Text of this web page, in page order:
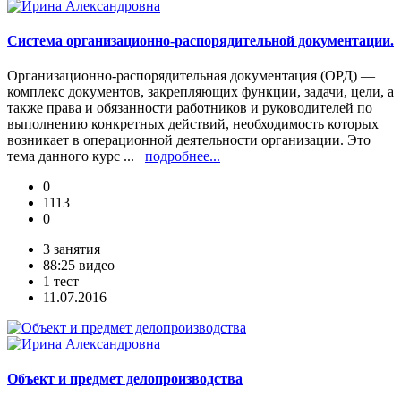
Система организационно-распорядительной документации.
Организационно-распорядительная документация (ОРД) —
комплекс документов, закрепляющих функции, задачи, цели, а
также права и обязанности работников и руководителей по
выполнению конкретных действий, необходимость которых
возникает в операционной деятельности организации. Это
тема данного курс ... подробнее...
0
1113
0
3 занятия
88:25 видео
1 тест
11.07.2016
Объект и предмет делопроизводства